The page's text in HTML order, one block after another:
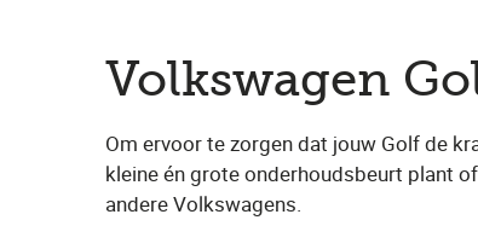
Volkswagen
Om ervoor te zorgen dat jouw Golf de
kleine én grote onderhoudsbeurt plant
andere Volkswagens.